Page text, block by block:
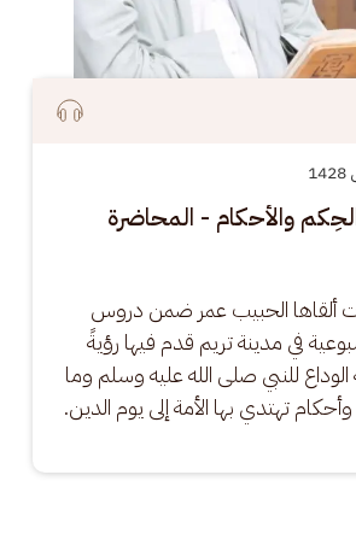
والأحكام - المحاضرة
ألقاها الحبيب عمر ضمن دروس
في مدينة تريم قدم فيها رؤيةً
للنبي صلى الله عليه وسلم وما
تهتدي بها الأمة إلى يوم الدين.